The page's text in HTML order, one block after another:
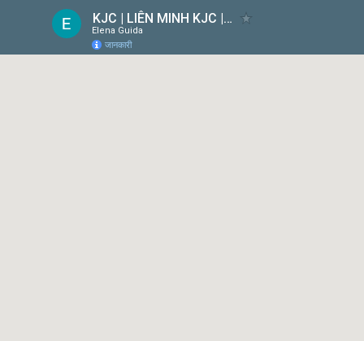
KJC | LIÊN MINH KJC | MỖI BƯỚC ĐI - MỖI Ý TƯỞNG
Elena Guida
जानकारी